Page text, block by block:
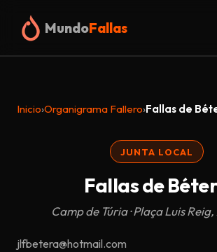
MundoFallas
Fallas
Organigrama
Inicio›Organigrama Fallero›Fallas de
JUNTA LOCAL
Fallas de
Camp de Túria · Plaça Luis Reig,
jlfbetera@hotmail.com